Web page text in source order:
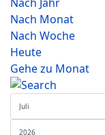
Nach Monat
Nach Woche
Heute
Gehe zu Monat